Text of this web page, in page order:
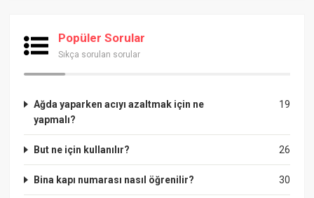
Popüler Sorular
Sıkça sorulan sorular
19
Ağda yaparken acıyı azaltmak için ne
yapmalı?
26
But ne için kullanılır?
30
Bina kapı numarası nasıl öğrenilir?